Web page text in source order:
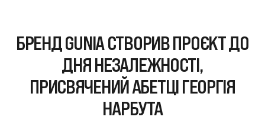
БРЕНД GUNIA СТВОРИВ ПРОЄКТ ДО
ДНЯ НЕЗАЛЕЖНОСТІ,
ПРИСВЯЧЕНИЙ АБЕТЦІ ГЕОРГІЯ
НАРБУТА